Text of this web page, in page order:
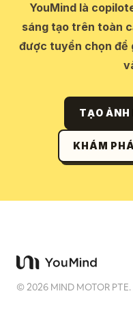
YouMind là
sáng tạo trên toàn
được tuyển chọn để
TẠO ẢNH
KHÁM
©2026 MIND MOTOR PTE.